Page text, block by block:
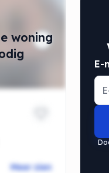
woning
Meer zien
E-